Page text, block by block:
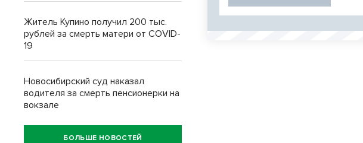
Житель Купино получил 200 тыс.
рублей за смерть матери от COVID-
19
Новосибирский суд наказал
водителя за смерть пенсионерки на
вокзале
БОЛЬШЕ НОВОСТЕЙ